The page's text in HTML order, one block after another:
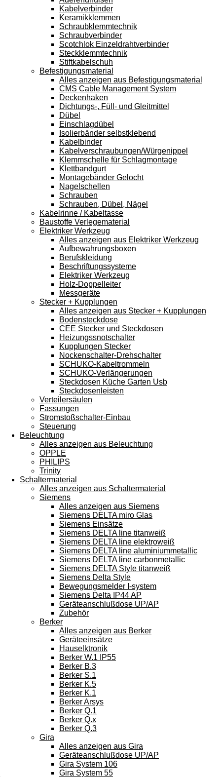
Kabelverbinder
Keramikklemmen
Schraubklemmtechnik
Schraubverbinder
Scotchlok Einzeldrahtverbinder
Steckklemmtechnik
Stiftkabelschuh
Befestigungsmaterial
Alles anzeigen aus Befestigungsmaterial
CMS Cable Management System
Deckenhaken
Dichtungs-, Füll- und Gleitmittel
Dübel
Einschlagdübel
Isolierbänder selbstklebend
Kabelbinder
Kabelverschraubungen/Würgenippel
Klemmschelle für Schlagmontage
Klettbandgurt
Montagebänder Gelocht
Nagelschellen
Schrauben
Schrauben, Dübel, Nägel
Kabelrinne / Kabeltasse
Baustoffe Verlegematerial
Elektriker Werkzeug
Alles anzeigen aus Elektriker Werkzeug
Aufbewahrungsboxen
Berufskleidung
Beschriftungssysteme
Elektriker Werkzeug
Holz-Doppelleiter
Messgeräte
Stecker + Kupplungen
Alles anzeigen aus Stecker + Kupplungen
Bodensteckdose
CEE Stecker und Steckdosen
Heizungssnotschalter
Kupplungen Stecker
Nockenschalter-Drehschalter
SCHUKO-Kabeltrommeln
SCHUKO-Verlängerungen
Steckdosen Küche Garten Usb
Steckdosenleisten
Verteilersäulen
Fassungen
Stromstoßschalter-Einbau
Steuerung
Beleuchtung
Alles anzeigen aus Beleuchtung
OPPLE
PHILIPS
Trinity
Schaltermaterial
Alles anzeigen aus Schaltermaterial
Siemens
Alles anzeigen aus Siemens
Siemens DELTA miro Glas
Siemens Einsätze
Siemens DELTA line titanweiß
Siemens DELTA line elektroweiß
Siemens DELTA line aluminiummetallic
Siemens DELTA line carbonmetallic
Siemens DELTA Style titanweiß
Siemens Delta Style
Bewegungsmelder I-system
Siemens Delta IP44 AP
Geräteanschlußdose UP/AP
Zubehör
Berker
Alles anzeigen aus Berker
Geräteeinsätze
Hauselktronik
Berker W.1 IP55
Berker B.3
Berker S.1
Berker K.5
Berker K.1
Berker Arsys
Berker Q.1
Berker Q.x
Berker Q.3
Gira
Alles anzeigen aus Gira
Geräteanschlußdose UP/AP
Gira System 106
Gira System 55